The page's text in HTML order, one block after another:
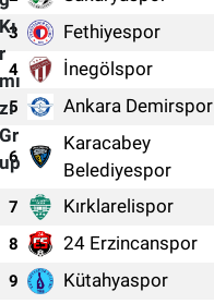
3 Fethiyespor
4 İnegölspor
5 Ankara Demirspor
6
Karacabey
Belediyespor
7 Kırklarelispor
8 24 Erzincanspor
9 Kütahyaspor